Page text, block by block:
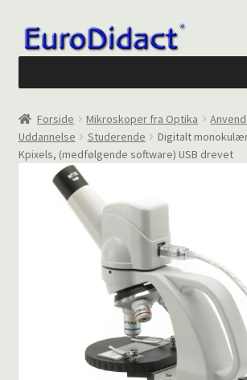
Spring
til
Spring
til
Om os
Privatliv og cookies
Kontakt formular
Forside Mikroskoper fra Optika
Uddannelse
Studerende
Digitalt
Kpixels, (medfølgende software) USB drevet